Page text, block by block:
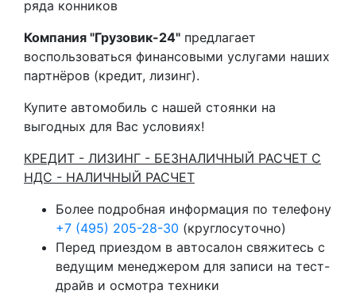
ряда конников
Компания "Грузовик-24" предлагает
воспользоваться финансовыми услугами наших
партнёров (кредит, лизинг).
Купите автомобиль с нашей стоянки на
выгодных для Вас условиях!
КРЕДИТ - ЛИЗИНГ - БЕЗНАЛИЧНЫЙ РАСЧЕТ С
НДС - НАЛИЧНЫЙ РАСЧЕТ
Более подробная информация по телефону
+7 (495) 205-28-30 (круглосуточно)
Перед приездом в автосалон свяжитесь с
ведущим менеджером для записи на тест-
драйв и осмотра техники